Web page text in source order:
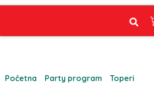
Početna Party program Toperi